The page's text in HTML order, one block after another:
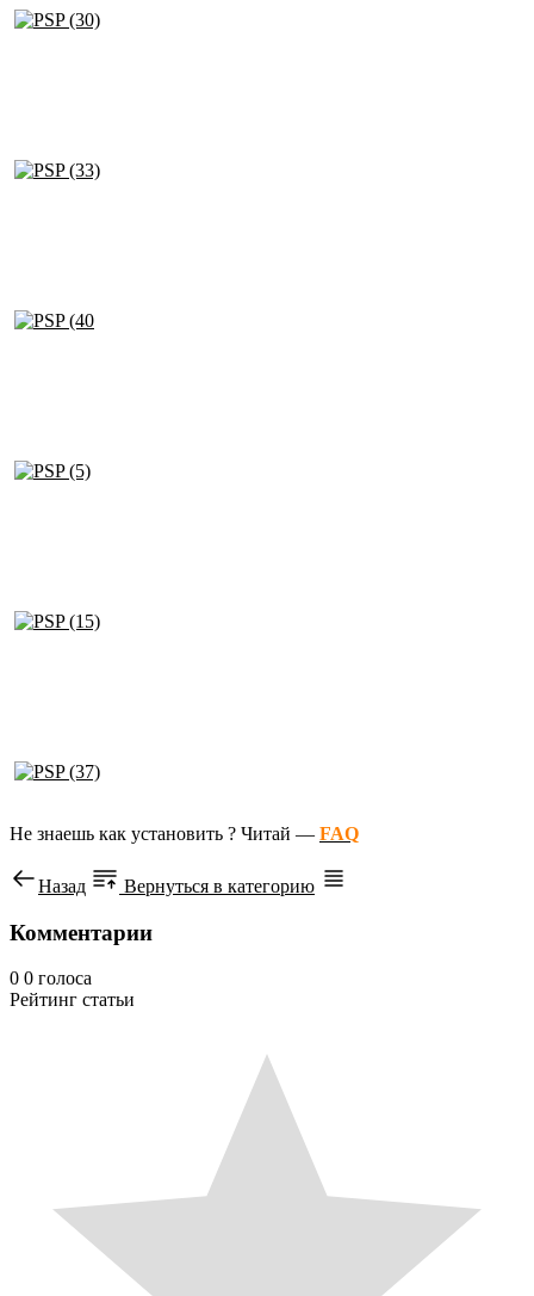
Не знаешь как установить ? Читай — FAQ
Назад Вернуться в категорию
Комментарии
0 0 голоса
Рейтинг статьи